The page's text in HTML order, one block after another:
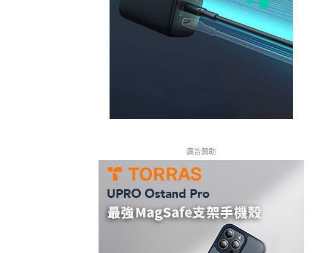
廣告贊助